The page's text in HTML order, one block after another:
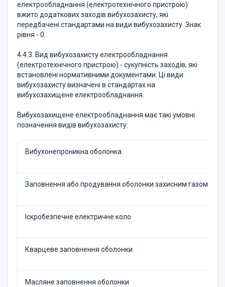
електрообладнання (електротехнічного пристрою)
вжито додаткових заходів вибухозахисту, які
передбачені стандартами на види вибухозахисту. Знак
рівня - 0.
4.4.3. Вид вибухозахисту електрообладнання
(електротехнічного пристрою) - сукупність заходів, які
встановлені нормативними документами. Ці види
вибухозахисту визначені в стандартах на
вибухозахищене електрообладнання.
Вибухозахищене електрообладнання має такі умовні
позначення видів вибухозахисту:
Вибухонепроникна оболонка
Заповнення або продування оболонки захисним газом з
Іскробезпечне електричне коло
Кварцеве заповнення оболонки
Масляне заповнення оболонки